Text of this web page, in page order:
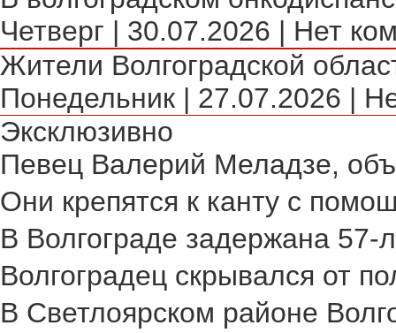
Четверг | 30.07.2026 | Нет
Жители Волгоградской
Понедельник | 27.07.2026 |
Эксклюзивно
Певец Валерий Меладзе,
Они крепятся к канту с
В Волгограде задержана 57-
Волгоградец скрывался от
В Светлоярском районе